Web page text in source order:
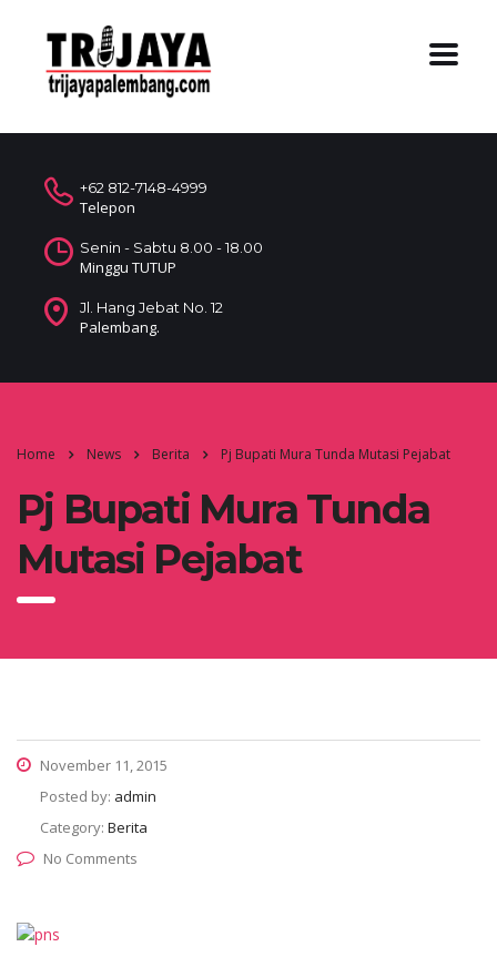
+62 812-7148-4999
Telepon
Senin - Sabtu 8.00 - 18.00
Minggu TUTUP
Jl. Hang Jebat No. 12
Palembang.
Home News Berita Pj Bupati Mura Tunda Mutasi Pejabat
Pj Bupati Mura Tunda
Mutasi Pejabat
November 11, 2015
Posted by: admin
Category: Berita
No Comments